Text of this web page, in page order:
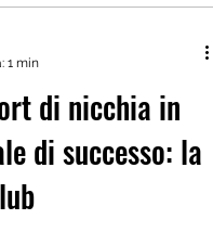
di nicchia in
di successo: la
1 min